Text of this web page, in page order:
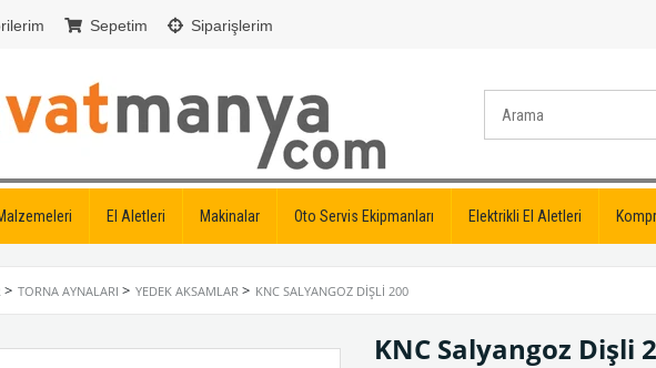
Sepetim Siparişlerim
El Aletleri Makinalar Oto Servis Ekipmanları Elektrikli El Aletleri
> TORNA AYNALARI > YEDEK AKSAMLAR > KNC SALYANGOZ DIŞLI 200
KNC Salyangoz Dişli